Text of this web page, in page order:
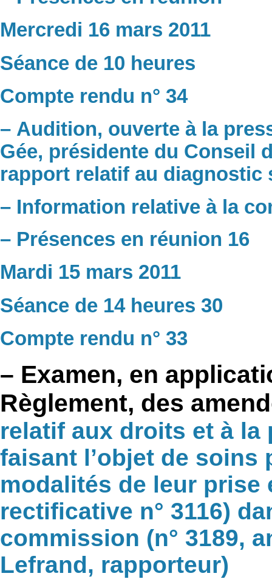
Mercredi 16 mars 2011
Séance de 10 heures
Compte rendu n° 34
– Audition, ouverte à la
Gée, présidente du Conseil
rapport relatif au diagnostic
– Information relative à la
– Présences en réunion 16
Mardi 15 mars 2011
Séance de 14 heures 30
Compte rendu n° 33
– Examen, en
Règlement, des
relatif aux droits et à
faisant l’objet de soins
modalités de leur prise
rectificative n° 3116)
commission (n° 3189,
Lefrand, rapporteur)